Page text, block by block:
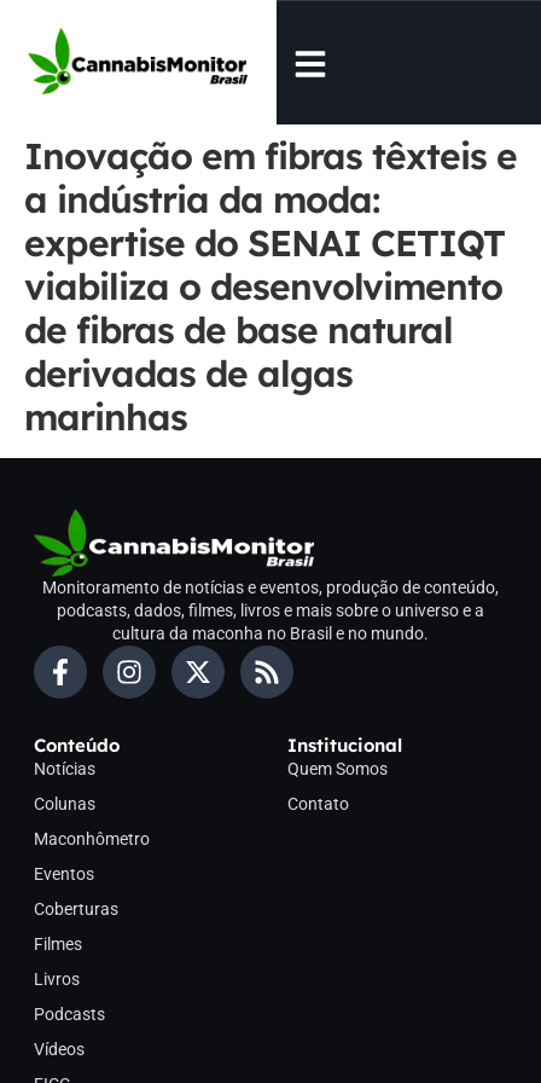
Inovação em fibras têxteis e
a indústria da moda:
expertise do SENAI CETIQT
viabiliza o desenvolvimento
de fibras de base natural
derivadas de algas
marinhas
Monitoramento de notícias e eventos, produção de conteúdo,
podcasts, dados, filmes, livros e mais sobre o universo e a
cultura da maconha no Brasil e no mundo.
Conteúdo
Notícias
Colunas
Maconhômetro
Eventos
Coberturas
Filmes
Livros
Podcasts
Vídeos
Institucional
Quem Somos
Contato